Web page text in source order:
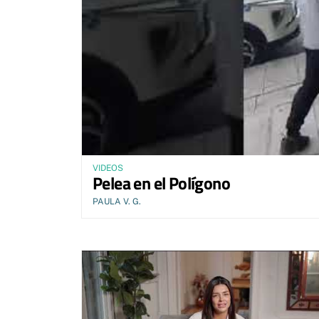
VIDEOS
Pelea en el Polígono
PAULA V. G.